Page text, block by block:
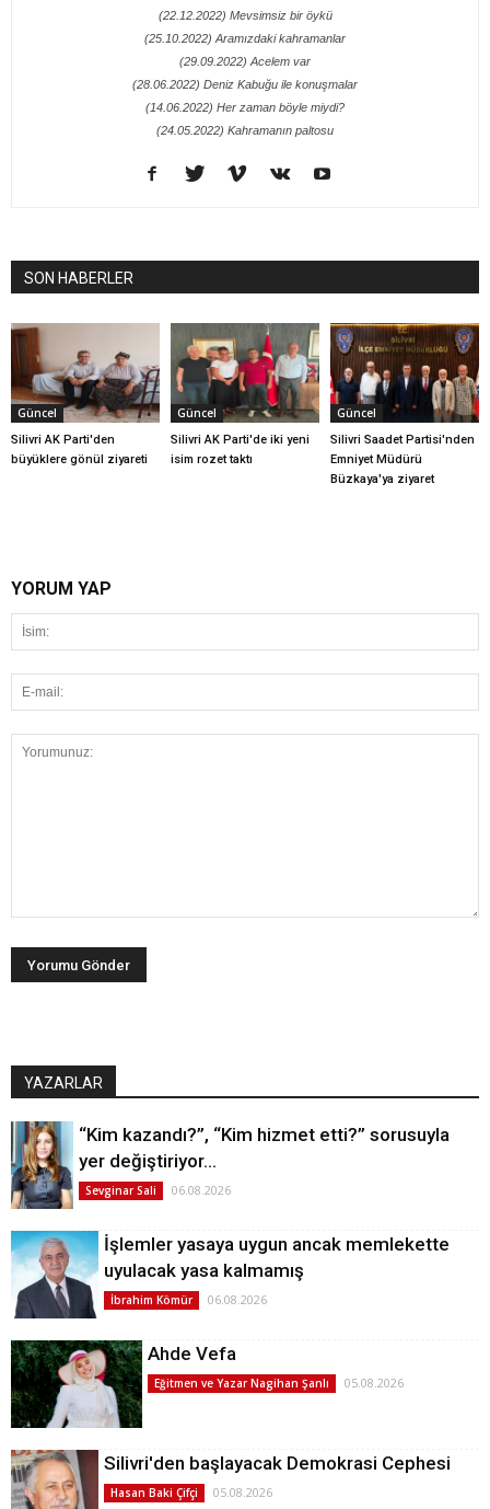
(22.12.2022) Mevsimsiz bir öykü
(25.10.2022) Aramızdaki kahramanlar
(29.09.2022) Acelem var
(28.06.2022) Deniz Kabuğu ile konuşmalar
(14.06.2022) Her zaman böyle miydi?
(24.05.2022) Kahramanın paltosu
SON HABERLER
Güncel
Silivri AK Parti'den
büyüklere gönül ziyareti
Güncel
Silivri AK Parti'de iki yeni
isim rozet taktı
Güncel
Silivri Saadet Partisi'nden
Emniyet Müdürü
Büzkaya'ya ziyaret
YORUM YAP
YAZARLAR
“Kim kazandı?”, “Kim hizmet etti?” sorusuyla
yer değiştiriyor…
Sevginar Sali 06.08.2026
İşlemler yasaya uygun ancak memlekette
uyulacak yasa kalmamış
İbrahim Kömür 06.08.2026
Ahde Vefa
Eğitmen ve Yazar Nagihan Şanlı 05.08.2026
Silivri'den başlayacak Demokrasi Cephesi
Hasan Baki Çifçi 05.08.2026